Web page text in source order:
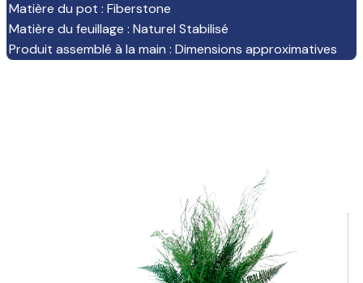
Matière du pot : Fiberstone
Matière du feuillage : Naturel Stabilisé
Produit assemblé à la main : Dimensions approximatives